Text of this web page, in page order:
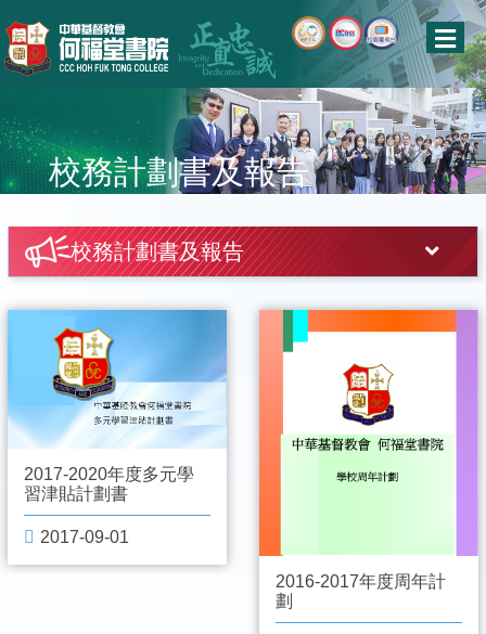
校務計劃書及報告
校務計劃書及報告
2017-2020年度多元學
習津貼計劃書
2017-09-01
2016-2017年度周年計
劃